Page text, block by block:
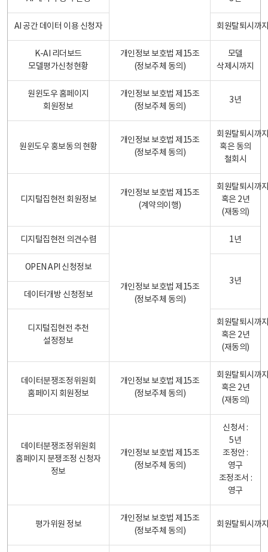
AI 공간 데이터 이용 신청자 회원탈퇴시까
K-AI 리더보드
모델평가신청현황
개인정보 보호법 제15조
(정보주체 동의)
모델
삭제시까지
원윈도우 홈페이지
회원정보
개인정보 보호법 제15조
(정보주체 동의)
3년
원윈도우 홍보동의 현황
개인정보 보호법 제15조
(정보주체 동의)
회원탈퇴시까
혹은 동의
철회시
디지털집현전 회원정보
개인정보 보호법 제15조
(계약의이행)
회원탈퇴시까
혹은 2년
(재동의)
디지털집현전 의견수렴
개인정보 보호법 제15조
(정보주체 동의)
1년
OPEN API 신청정보
3년
데이터개방 신청정보
디지털집현전 추천
설정정보
회원탈퇴시까
혹은 2년
(재동의)
데이터분쟁조정위원회
홈페이지 회원정보
개인정보 보호법 제15조
(정보주체 동의)
회원탈퇴시까
혹은 2년
(재동의)
데이터분쟁조정위원회
홈페이지 분쟁조정 신청자
정보
개인정보 보호법 제15조
(정보주체 동의)
신청서 :
5년
조정안 :
영구
조정조서 :
영구
평가위원 정보
개인정보 보호법 제15조
(정보주체 동의)
회원탈퇴시까